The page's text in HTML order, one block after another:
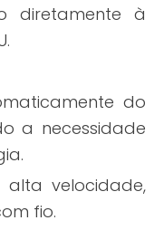
diretamente à
do
a necessidade
alta velocidade,
fio.